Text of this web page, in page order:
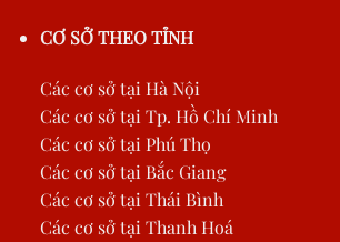
CƠ SỞ THEO TỈNH
Các cơ sở tại Hà Nội
Các cơ sở tại Tp. Hồ Chí Minh
Các cơ sở tại Phú Thọ
Các cơ sở tại Bắc Giang
Các cơ sở tại Thái Bình
Các cơ sở tại Thanh Hoá